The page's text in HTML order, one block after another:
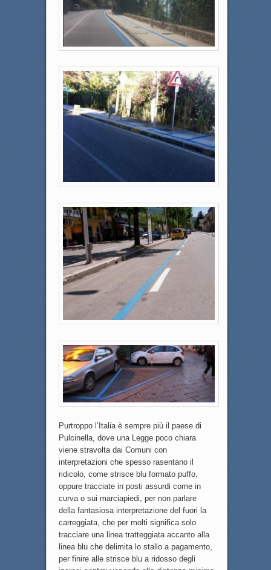
Purtroppo l’Italia è sempre più il paese di
Pulcinella, dove una Legge poco chiara
viene stravolta dai Comuni con
interpretazioni che spesso rasentano il
ridicolo, come strisce blu formato puffo,
oppure tracciate in posti assurdi come in
curva o sui marciapiedi, per non parlare
della fantasiosa interpretazione del fuori la
carreggiata, che per molti significa solo
tracciare una linea tratteggiata accanto alla
linea blu che delimita lo stallo a pagamento,
per finire alle strisce blu a ridosso degli